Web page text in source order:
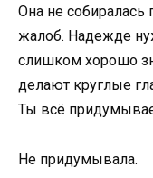
Она не собиралась
жалоб. Надежде
слишком хорошо
делают круглые
Ты всё
Не придумывала.